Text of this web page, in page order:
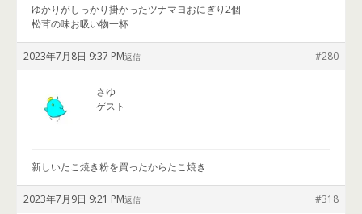
ゆかりがしっかり掛かったツナマヨおにぎり2個
松茸の味お吸い物一杯
2023年7月8日 9:37 PM #280
返信
さゆ
ゲスト
新しいたこ焼き粉を買ったからたこ焼き
2023年7月9日 9:21 PM #318
返信